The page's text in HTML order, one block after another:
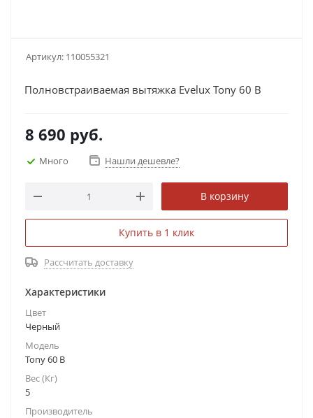
Артикул: 110055321
Полновстраиваемая вытяжка Evelux Tony 60 B
8 690 руб.
Много Нашли дешевле?
В корзину
Купить в 1 клик
Рассчитать доставку
Характеристики
Цвет
Черный
Модель
Tony 60 B
Вес (Кг)
5
Производитель